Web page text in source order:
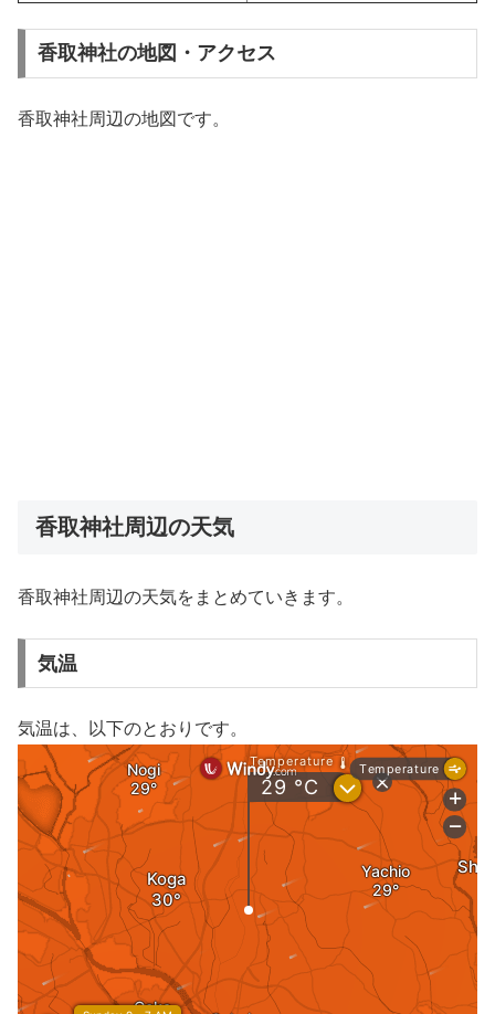
香取神社の地図・アクセス
香取神社周辺の地図です。
香取神社周辺の天気
香取神社周辺の天気をまとめていきます。
気温
気温は、以下のとおりです。